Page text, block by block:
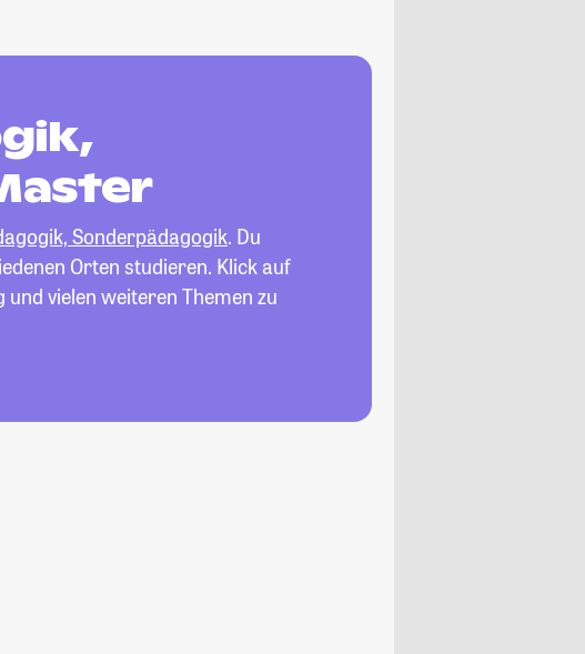
Sonderpädagogik. Du
Orten studieren. Klick auf
vielen weiteren Themen zu